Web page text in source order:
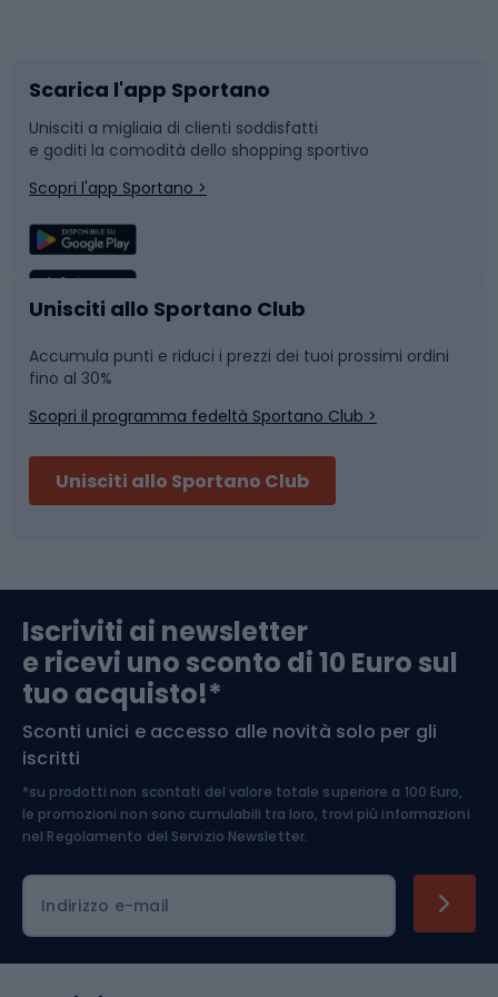
Bushcraft
Corsa
Sport di squadra
Caschi da ciclismo
Skitouring
Abbigliamento da escursionismo
Slitte e slittini
Snowboard
Camminata nordica
Nuoto
Pattinaggio
Componenti per biciclette
Arrampicata
Medicina dello sport
Abbigliamento ciclistico
Scarica l'app Sportano
Unisciti a migliaia di clienti soddisfatti
e goditi la comodità dello shopping sportivo
Scopri l'app Sportano >
Unisciti allo Sportano Club
Accumula punti e riduci i prezzi dei tuoi prossimi ordini
fino al 30%
Scopri il programma fedeltà Sportano Club >
Unisciti allo Sportano Club
Iscriviti ai newsletter
e ricevi uno sconto di 10 Euro sul
tuo acquisto!*
Sconti unici e accesso alle novità solo per gli
iscritti
*su prodotti non scontati del valore totale superiore a 100 Euro,
le promozioni non sono cumulabili tra loro, trovi più informazioni
nel Regolamento del Servizio Newsletter.
Indirizzo e-mail